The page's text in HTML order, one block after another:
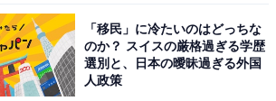
薬を飲まされ、子どもの姿に変えら
一は「江戸川コナン」として蘭の自
解な事件を解決して黒の組織の行方
こととなります。
「移民」に冷たいのはどっちな
のか？ スイスの厳格過ぎる学歴
選別と、日本の曖昧過ぎる外国
人政策